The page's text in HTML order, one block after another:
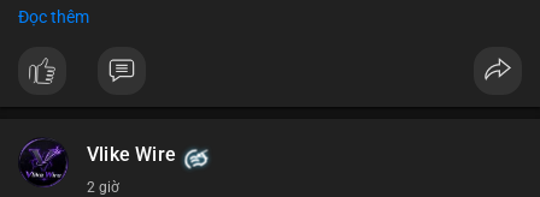
#vlikevn #titanbot
📰 Nguồn: CoinDesk
Đọc thêm
Vlike Wire
2 giờ